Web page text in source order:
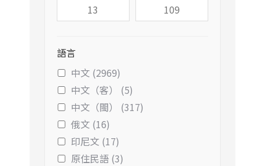
語言
中文 (2969)
中文（客） (5)
中文（閩） (317)
俄文 (16)
印尼文 (17)
原住民語 (3)